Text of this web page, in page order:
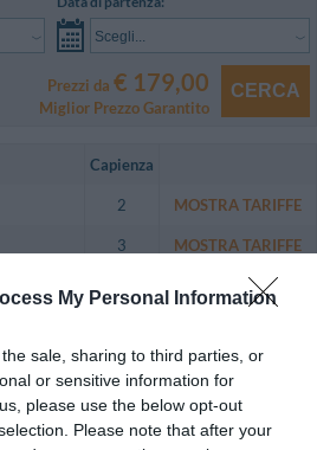
My Personal Information
sale, sharing to third parties, or
or sensitive information for
please use the below opt-out
Please note that after your
Scegli...
Prezzi da € 179,00
Miglior Prezzo Garantito
CERCA
Capienza
2 MOSTRA TARIFFE
3 MOSTRA TARIFFE
MOSTRA TARIFFE
2 MOSTRA TARIFFE
cassetta di sicurezza, TV color
con linea diretta, connessione Wi-Fi